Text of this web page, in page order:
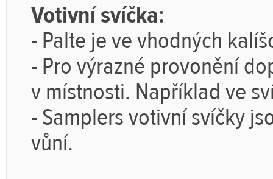
Votivní svíčka:
- Palte je ve vhodných
- Pro výrazné provonění
v místnosti. Například ve
-Samplers votivní svíčky
vůní.